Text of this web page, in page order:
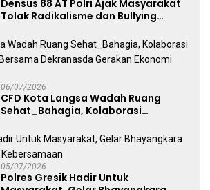
Densus 88 AT Polri Ajak Masyarakat
Tolak Radikalisme dan Bullying
Free Day Makassar
06/07/2026
CFD Kota Langsa Wadah Ruang
Sehat_Bahagia, Kolaborasi
Dekranasda Gerakan Ekonomi Lokal
05/07/2026
Polres Gresik Hadir Untuk